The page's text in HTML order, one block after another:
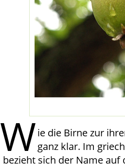
Wie die Birne zur
ganz klar. Im
bezieht sich der Name